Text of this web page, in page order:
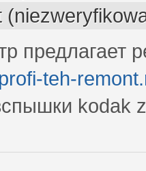
предлагает
teh-
kodak